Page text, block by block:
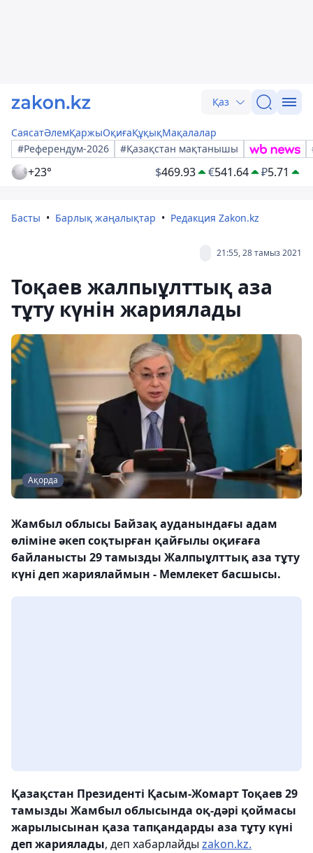
Қаз
СаясатӘлемҚаржыОқиғаҚұқықМақалалар
#Референдум-2026
#Қазақстан мақтанышы
+23° $469.93 €541.64 ₽5.71
Басты Барлық жаңалықтар Редакция Zakon.kz
21:55, 28 тамыз 2021
Тоқаев жалпыұлттық аза
тұту күнін жариялады
Ақорда
Жамбыл облысы Байзақ ауданындағы адам
өліміне әкеп соқтырған қайғылы оқиғаға
байланысты 29 тамызды Жалпыұлттық аза тұту
күні деп жариялаймын - Мемлекет басшысы.
Қазақстан Президенті Қасым-Жомарт Тоқаев 29
тамызды Жамбыл облысында оқ-дәрі қоймасы
жарылысынан қаза тапқандарды аза тұту күні
деп жариялады, деп хабарлайды zakon.kz.